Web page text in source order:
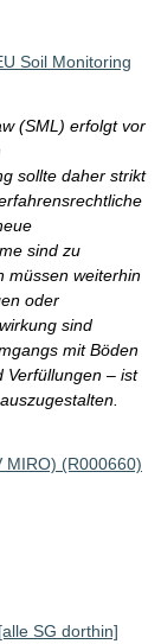
Soil Monitoring
(SML) erfolgt vor
sollte daher strikt
sind zu
müssen weiterhin
oder
sind
mit Böden
Verfüllungen – ist
MIRO) (R000660)
[alle SG dorthin]